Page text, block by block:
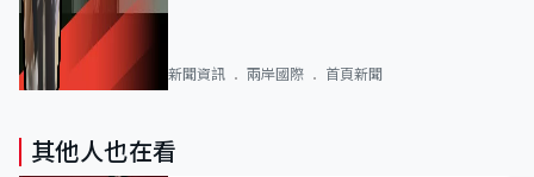
新聞資訊 兩岸國際 首頁新聞
其他人也在看